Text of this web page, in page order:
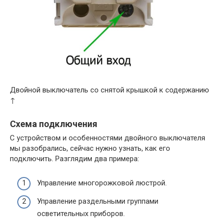
Двойной выключатель со снятой крышкой к содержанию
↑
Схема подключения
С устройством и особенностями двойного выключателя
мы разобрались, сейчас нужно узнать, как его
подключить. Разглядим два примера:
Управление многорожковой люстрой.
Управление раздельными группами
осветительных приборов.